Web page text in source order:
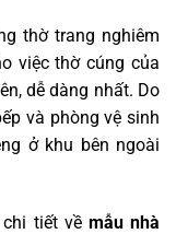
thờ trang nghiêm
việc thờ cúng của
dễ dàng nhất. Do
và phòng vệ sinh
ở khu bên ngoài
tiết về mẫu nhà